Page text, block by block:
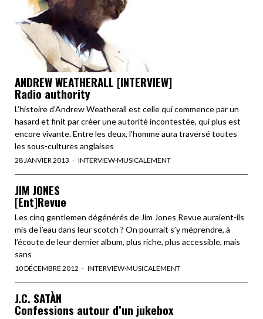
ANDREW WEATHERALL [INTERVIEW]
Radio authority
L’histoire d’Andrew Weatherall est celle qui commence par un
hasard et finit par créer une autorité incontestée, qui plus est
encore vivante. Entre les deux, l’homme aura traversé toutes
les sous-cultures anglaises
28 JANVIER 2013 INTERVIEW·MUSICALEMENT
JIM JONES
[Ent]Revue
Les cinq gentlemen dégénérés de Jim Jones Revue auraient-ils
mis de l’eau dans leur scotch ? On pourrait s’y méprendre, à
l’écoute de leur dernier album, plus riche, plus accessible, mais
sans
10 DÉCEMBRE 2012 INTERVIEW·MUSICALEMENT
J.C. SATÀN
Confessions autour d’un jukebox